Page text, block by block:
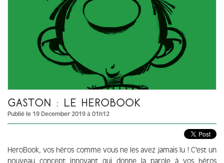
GASTON : LE HEROBOOK
Publié le 19 December 2019 à 01h12
HeroBook, vos héros comme vous ne les avez jamais lu ! C'est un